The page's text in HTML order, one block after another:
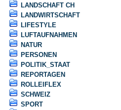
LANDSCHAFT CH
LANDWIRTSCHAFT
LIFESTYLE
LUFTAUFNAHMEN
NATUR
PERSONEN
POLITIK_STAAT
REPORTAGEN
ROLLEIFLEX
SCHWEIZ
SPORT